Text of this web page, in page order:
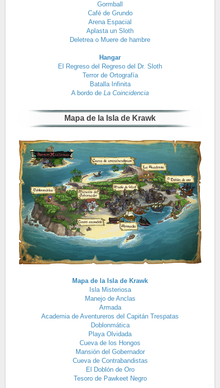
Gormball
Café de Grundo
Arena Espacial
Aplasta un Sloth
Deletrea o Muere de hambre
Hangar
El Regreso del Regreso del Dr. Sloth
Terror de Ortografía
Batalla Infinita
A bordo de La Coincidencia
Mapa de la Isla de Krawk
Mapa de la Isla de Krawk
Isla Misteriosa
Manejo de Anclas
Armada
Academia de Aventureros del Capitán Trespatas
Doblonmática
Playa Olvidada
Cueva de los Hongos
Mansión del Gobernador
Cueva de Contrabandistas
El Doblón de Oro
Tesoro de Pawkeet Negro